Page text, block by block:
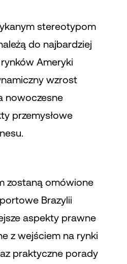
stereotypom
do najbardziej
Ameryki
wzrost
nowoczesne
przemysłowe
zostaną omówione
Brazylii
aspekty prawne
z wejściem na rynki
praktyczne porady